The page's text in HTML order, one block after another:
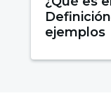
ejemplos